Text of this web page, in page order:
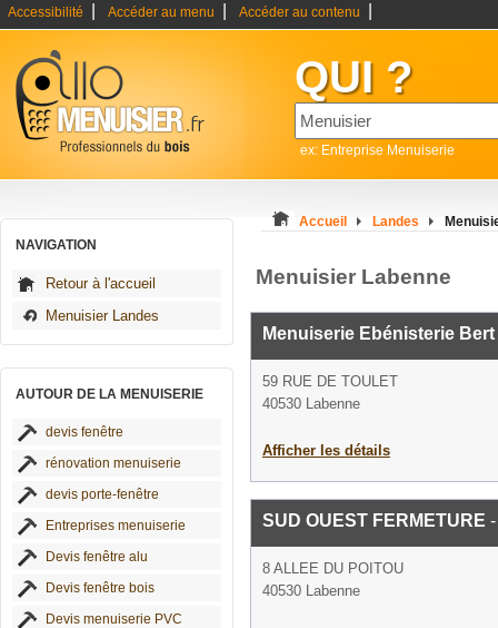
Accessibilité Accéder au menu Accéder au contenu
QUI ?
ex: Entreprise Menuiserie
NAVIGATION
Retour à l'accueil
Menuisier Landes
AUTOUR DE LA MENUISERIE
devis fenêtre
rénovation menuiserie
devis porte-fenêtre
Entreprises menuiserie
Devis fenêtre alu
Devis fenêtre bois
Devis menuiserie PVC
Accueil Landes
Menuisier Labenne
Menuiserie Ebénisterie Bert
59 RUE DE TOULET
40530 Labenne
Afficher les détails
SUD OUEST FERMETURE
8 ALLEE DU POITOU
40530 Labenne